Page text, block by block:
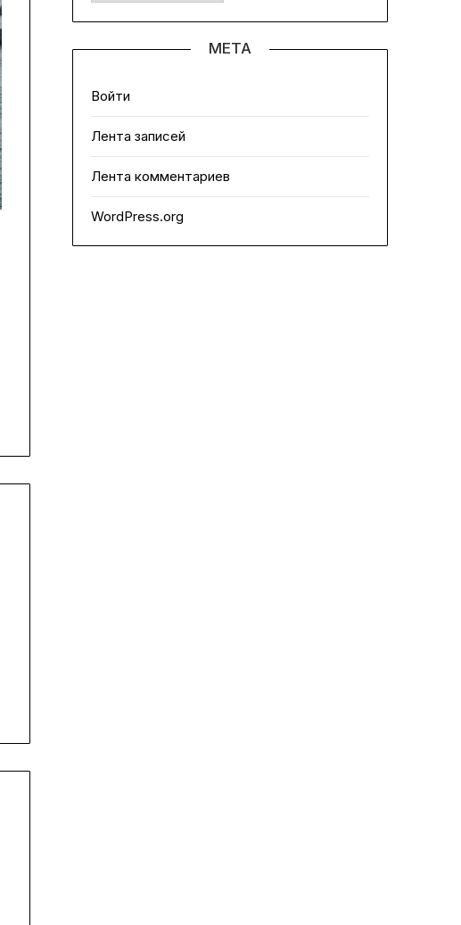
МЕТА
Войти
Лента записей
Лента комментариев
WordPress.org